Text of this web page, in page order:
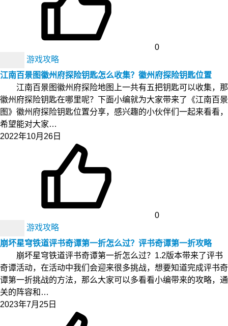
0
游戏攻略
江南百景图徽州府探险钥匙怎么收集？徽州府探险钥匙位置
江南百景图徽州府探险地图上一共有五把钥匙可以收集，那
徽州府探险钥匙在哪里呢？下面小编就为大家带来了《江南百景
图》徽州府探险钥匙位置分享，感兴趣的小伙伴们一起来看看，
希望能对大家…
2022年10月26日
0
游戏攻略
崩坏星穹铁道评书奇谭第一折怎么过？评书奇谭第一折攻略
崩坏星穹铁道评书奇谭第一折怎么过？1.2版本带来了评书
奇谭活动，在活动中我们会迎来很多挑战，想要知道完成评书奇
谭第一折挑战的方法，那么大家可以多看看小编带来的攻略，通
关的阵容和…
2023年7月25日